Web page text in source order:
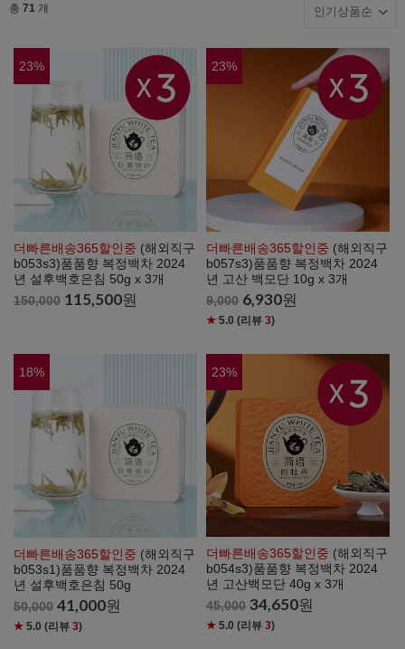
총 71 개
23%
더빠른배송365할인중 (해외직구
b053s3)품품향 복정백차 2024
년 설후백호은침 50g x 3개
150,000 115,500원
23%
더빠른배송365할인중 (해외직구
b057s3)품품향 복정백차 2024
년 고산 백모단 10g x 3개
9,000 6,930원
★ 5.0 (리뷰3)
18%
더빠른배송365할인중 (해외직구
b053s1)품품향 복정백차 2024
년 설후백호은침 50g
50,000 41,000원
★ 5.0 (리뷰 3)
23%
더빠른배송365할인중 (해외직구
b054s3)품품향 복정백차 2024
년 고산백모단 40g x 3개
45,000 34,650원
★ 5.0 (리뷰3)